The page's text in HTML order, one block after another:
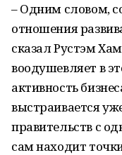
– Одним словом,
отношения
сказал Рустэм
воодушевляет в
активность
выстраивается
правительств с
сам находит